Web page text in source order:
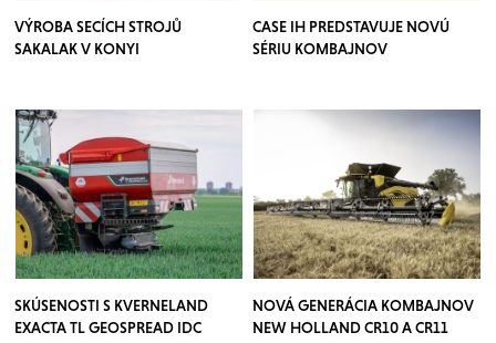
VÝROBA SECÍCH STROJŮ
SAKALAK V KONYI
CASE IH PREDSTAVUJE NOVÚ
SÉRIU KOMBAJNOV
SKÚSENOSTI S KVERNELAND
EXACTA TL GEOSPREAD IDC
NOVÁ GENERÁCIA KOMBAJNOV
NEW HOLLAND CR10 A CR11